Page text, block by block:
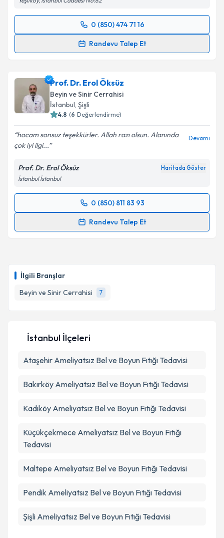
İlgili Branşlar
Beyin ve Sinir Cerrahisi
7
0 (850) 474 71 16
Randevu Talep Et
Randevu Takvimi Talebi
hazırlandığında e-posta ile bilgilendireceğiz.
E-posta Adresiniz
Metni
kapsamda işlenmesini kabul ediyorum.
Takvim Talebini Gönder
Prof. Dr. Erol Öksüz
Beyin ve Sinir Cerrahisi
İstanbul, Şişli
4.8 (6 Değerlendirme)
hocam sonsuz teşekkürler. Allah razı olsun. Alanında
çok iyi ilgi...
Devamı
Prof. Dr. Erol Öksüz Haritada Göster
İstanbul İstanbul
0 (850) 811 83 93
Randevu Talep Et
Randevu Takvimi Talebi
E-posta Adresiniz
Kişisel verilerimin işlenmesine ilişkin
Metni'ni okudum ve kişisel verilerimin belirtilen
Takvim Talebini Gönder
İstanbul İlçeleri
Ataşehir Ameliyatsız Bel ve Boyun Fıtığı Tedavisi
Bakırköy Ameliyatsız Bel ve Boyun Fıtığı Tedavisi
Kadıköy Ameliyatsız Bel ve Boyun Fıtığı Tedavisi
Küçükçekmece Ameliyatsız Bel ve Boyun Fıtığı
Tedavisi
Maltepe Ameliyatsız Bel ve Boyun Fıtığı Tedavisi
Pendik Ameliyatsız Bel ve Boyun Fıtığı Tedavisi
Şişli Ameliyatsız Bel ve Boyun Fıtığı Tedavisi